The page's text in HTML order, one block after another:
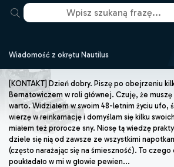
Wiadomość z okrętu Nautilus
[KONTAKT] Dzień dobry. Piszę po obejrzeniu
Bernatowiczem w roli głównej. Czuję, że
warto. Widziałem w swoim 48-letnim życiu ufo,
wierzę w reinkarnację i domyślam się kilku
miałem też prorocze sny. Niosę tą wiedzę
dziele się nią od zawsze ze wszystkimi
(często narażając się na śmieszność). To czego
poukładało w mi w głowie pewien...